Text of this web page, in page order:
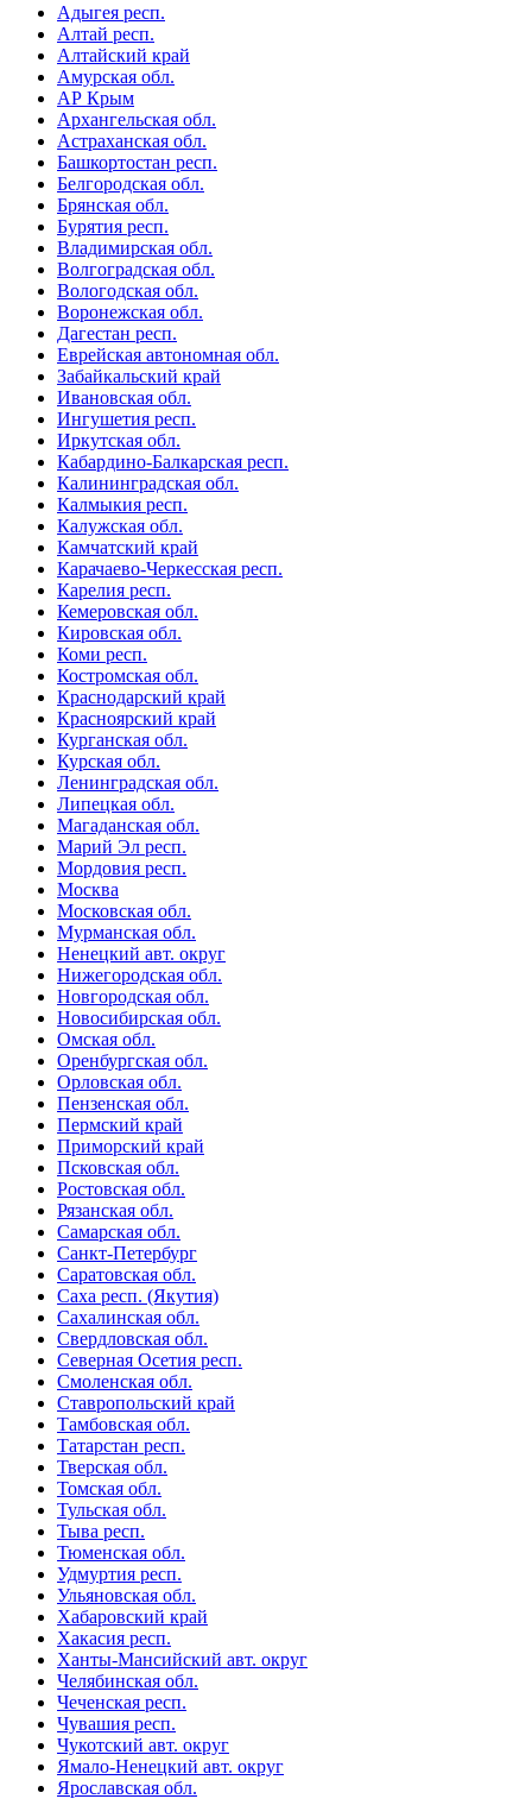
Адыгея респ.
Алтай респ.
Алтайский край
Амурская обл.
АР Крым
Архангельская обл.
Астраханская обл.
Башкортостан респ.
Белгородская обл.
Брянская обл.
Бурятия респ.
Владимирская обл.
Волгоградская обл.
Вологодская обл.
Воронежская обл.
Дагестан респ.
Еврейская автономная обл.
Забайкальский край
Ивановская обл.
Ингушетия респ.
Иркутская обл.
Кабардино-Балкарская респ.
Калининградская обл.
Калмыкия респ.
Калужская обл.
Камчатский край
Карачаево-Черкесская респ.
Карелия респ.
Кемеровская обл.
Кировская обл.
Коми респ.
Костромская обл.
Краснодарский край
Красноярский край
Курганская обл.
Курская обл.
Ленинградская обл.
Липецкая обл.
Магаданская обл.
Марий Эл респ.
Мордовия респ.
Москва
Московская обл.
Мурманская обл.
Ненецкий авт. округ
Нижегородская обл.
Новгородская обл.
Новосибирская обл.
Омская обл.
Оренбургская обл.
Орловская обл.
Пензенская обл.
Пермский край
Приморский край
Псковская обл.
Ростовская обл.
Рязанская обл.
Самарская обл.
Санкт-Петербург
Саратовская обл.
Саха респ. (Якутия)
Сахалинская обл.
Свердловская обл.
Северная Осетия респ.
Смоленская обл.
Ставропольский край
Тамбовская обл.
Татарстан респ.
Тверская обл.
Томская обл.
Тульская обл.
Тыва респ.
Тюменская обл.
Удмуртия респ.
Ульяновская обл.
Хабаровский край
Хакасия респ.
Ханты-Мансийский авт. округ
Челябинская обл.
Чеченская респ.
Чувашия респ.
Чукотский авт. округ
Ямало-Ненецкий авт. округ
Ярославская обл.